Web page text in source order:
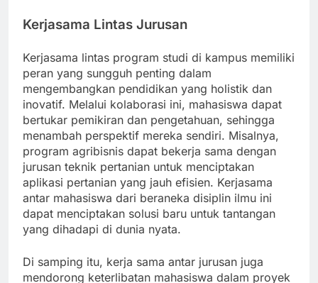
Kerjasama Lintas Jurusan
Kerjasama lintas program studi di kampus memiliki
peran yang sungguh penting dalam
mengembangkan pendidikan yang holistik dan
inovatif. Melalui kolaborasi ini, mahasiswa dapat
bertukar pemikiran dan pengetahuan, sehingga
menambah perspektif mereka sendiri. Misalnya,
program agribisnis dapat bekerja sama dengan
jurusan teknik pertanian untuk menciptakan
aplikasi pertanian yang jauh efisien. Kerjasama
antar mahasiswa dari beraneka disiplin ilmu ini
dapat menciptakan solusi baru untuk tantangan
yang dihadapi di dunia nyata.
Di samping itu, kerja sama antar jurusan juga
mendorong keterlibatan mahasiswa dalam proyek